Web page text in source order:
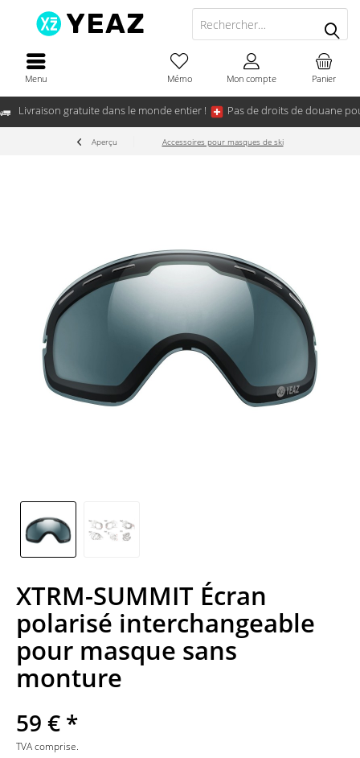
Livraison gratuite dans le monde entier ! Pas de droits de douane
Menu Panier
Mémo Mon compte
Aperçu Accessoires pour masques de ski
XTRM-SUMMIT Écran
polarisé interchangeable
pour masque sans
monture
59 € *
TVA comprise.